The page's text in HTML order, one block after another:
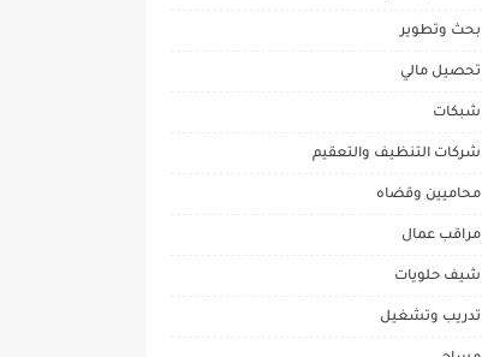
بحث وتطوير
تحصيل مالي
شبكات
شركات التنظيف والتعقيم
محاميين وقضاه
مراقب عمال
شيف حلويات
تدريب وتشغيل